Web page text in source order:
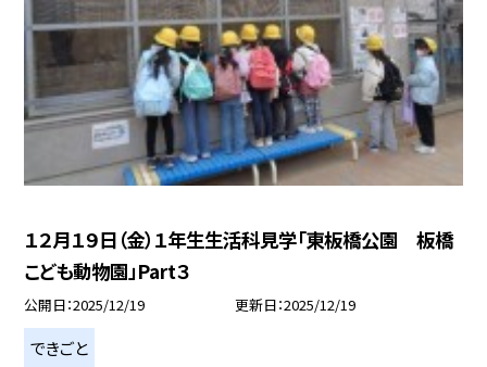
１２月１９日（金）１年生生活科見学「東板橋公園 板橋
こども動物園」Part３
公開日 2025/12/19 更新日 2025/12/19
できごと